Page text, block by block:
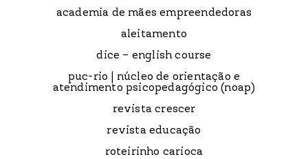
academia de mães empreendedoras
aleitamento
dice – english course
puc-rio | núcleo de orientação e
atendimento psicopedagógico (noap)
revista crescer
revista educação
roteirinho carioca